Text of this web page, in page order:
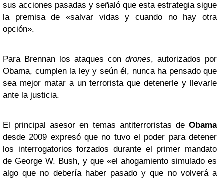
sus acciones pasadas y señaló que esta estrategia sigue
la premisa de «salvar vidas y cuando no hay otra
opción».
Para Brennan los ataques con drones, autorizados por
Obama, cumplen la ley y seún él, nunca ha pensado que
sea mejor matar a un terrorista que detenerle y llevarle
ante la justicia.
El principal asesor en temas antiterroristas de Obama
desde 2009 expresó que no tuvo el poder para detener
los interrogatorios forzados durante el primer mandato
de George W. Bush, y que «el ahogamiento simulado es
algo que no debería haber pasado y que no volverá a